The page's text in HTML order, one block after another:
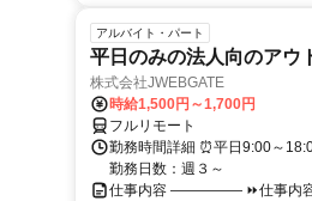
アルバイト・パート
平日のみの法人向のアウ
株式会社JWEBGATE
時給1,500円～1,700円
フルリモート
勤務時間詳細 ⏰平日9:00～
勤務日数：週３～
仕事内容 ――――― ⏩仕事内